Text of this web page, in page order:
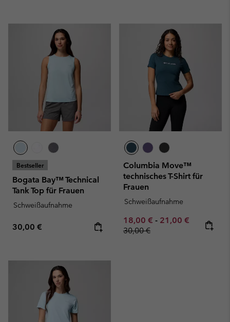
Bestseller
Bogata Bay™ Technical
Tank Top für Frauen
Schweißaufnahme
Regular price:
30,00 €
Columbia Move™
technisches T-Shirt für
Frauen
Schweißaufnahme
Minimum sale price:
18,00 € - Maximum sale
21,00 € Regular
30,00 €